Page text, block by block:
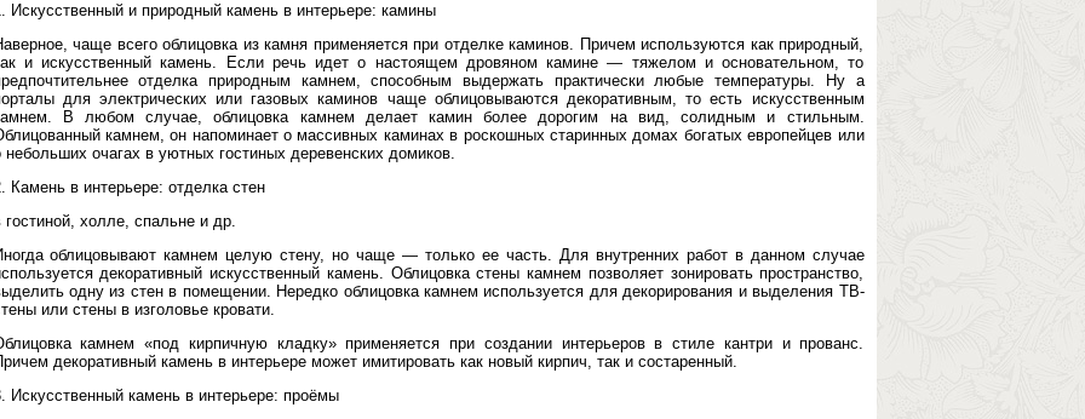
Искусственный и природный камень в интерьере: камины
чаще всего облицовка из камня применяется при отделке каминов. Причем используются как природный,
и искусственный камень. Если речь идет о настоящем дровяном камине — тяжелом и основательном, то
отделка природным камнем, способным выдержать практически любые температуры. Ну а
для электрических или газовых каминов чаще облицовываются декоративным, то есть искусственным
В любом случае, облицовка камнем делает камин более дорогим на вид, солидным и стильным.
камнем, он напоминает о массивных каминах в роскошных старинных домах богатых европейцев или
небольших очагах в уютных гостиных деревенских домиков.
Камень в интерьере: отделка стен
гостиной, холле, спальне и др.
облицовывают камнем целую стену, но чаще — только ее часть. Для внутренних работ в данном случае
декоративный искусственный камень. Облицовка стены камнем позволяет зонировать пространство,
одну из стен в помещении. Нередко облицовка камнем используется для декорирования и выделения ТВ-
или стены в изголовье кровати.
камнем «под кирпичную кладку» применяется при создании интерьеров в стиле кантри и прованс.
декоративный камень в интерьере может имитировать как новый кирпич, так и состаренный.
Искусственный камень в интерьере: проёмы